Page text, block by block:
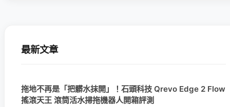
最新文章
拖地不再是「把髒水抹開」！石頭科技 Qrevo Edge 2 Flow
搖滾天王 滾筒活水掃拖機器人開箱評測